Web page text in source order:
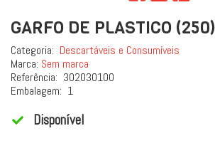
GARFO DE PLASTICO (250)
Categoria: Descartáveis e Consumíveis
Marca: Sem marca
Referência: 302030100
Embalagem: 1
Disponível